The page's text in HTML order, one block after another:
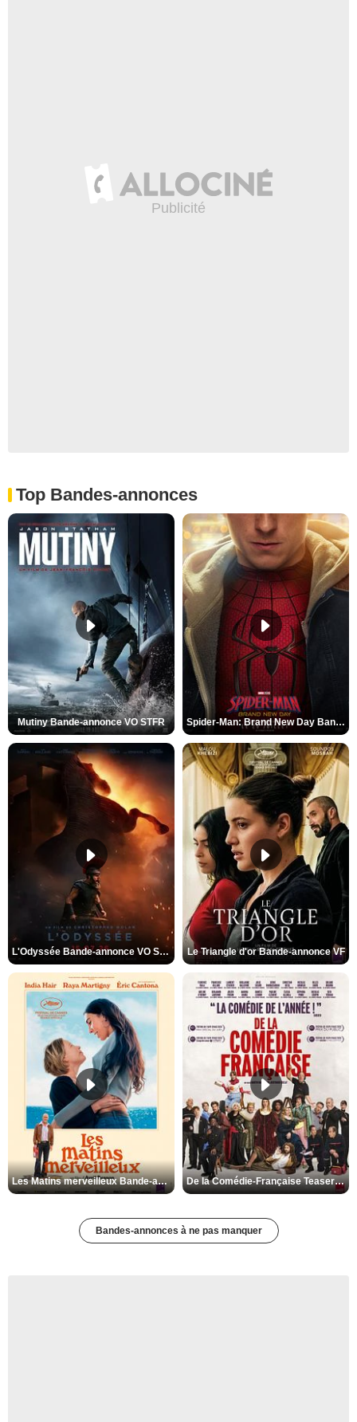
Top Bandes-annonces
Mutiny Bande-annonce VO STFR Spider-Man: Brand New Day Bande-annonce VO STFR
L'Odyssée Bande-annonce VO STFR Le Triangle d'or Bande-annonce VF
Les Matins merveilleux Bande-annonce VF De la Comédie-Française Teaser VF
Bandes-annonces à ne pas manquer